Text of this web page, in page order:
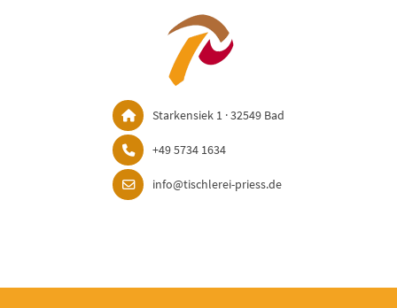
Starkensiek 1 · 32549 Bad
+49 5734 1634
info@tischlerei-priess.de